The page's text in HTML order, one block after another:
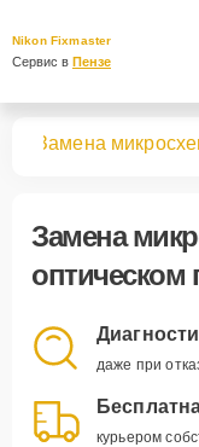
Nikon Fixmaster
Сервис в Пензе
Замена
Замена
оптическом
даже при
курьером